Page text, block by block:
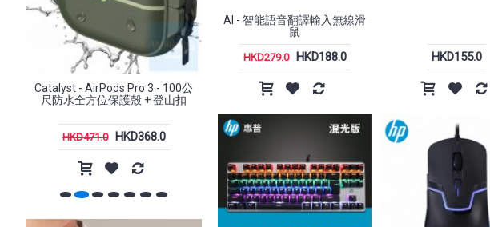
- AirPods Pro 3 - 100公
全方位保護殼 + 登山扣
HKD368.0
Catalyst - Influence Case,
MagSafe Compatible iPhone 17
Pro / Pro Max (6.3"/ 6.9") 手機殼
HKD471.0 HKD468.0
Xtrike-Me - GW-301 2.4G 無線滑
HKD168.0
AI - 智能語音翻譯輸入無線滑
鼠
HKD279.0 HKD188.0 HKD155.0